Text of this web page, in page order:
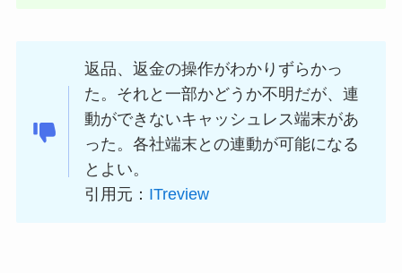
返品、返金の操作がわかりずらかっ
た。それと一部かどうか不明だが、連
動ができないキャッシュレス端末があ
った。各社端末との連動が可能になる
とよい。
引用元： ITreview